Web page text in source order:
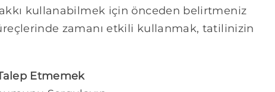
kullanabilmek için önceden belirtmeniz
zamanı etkili kullanmak, tatilinizin
Etmemek